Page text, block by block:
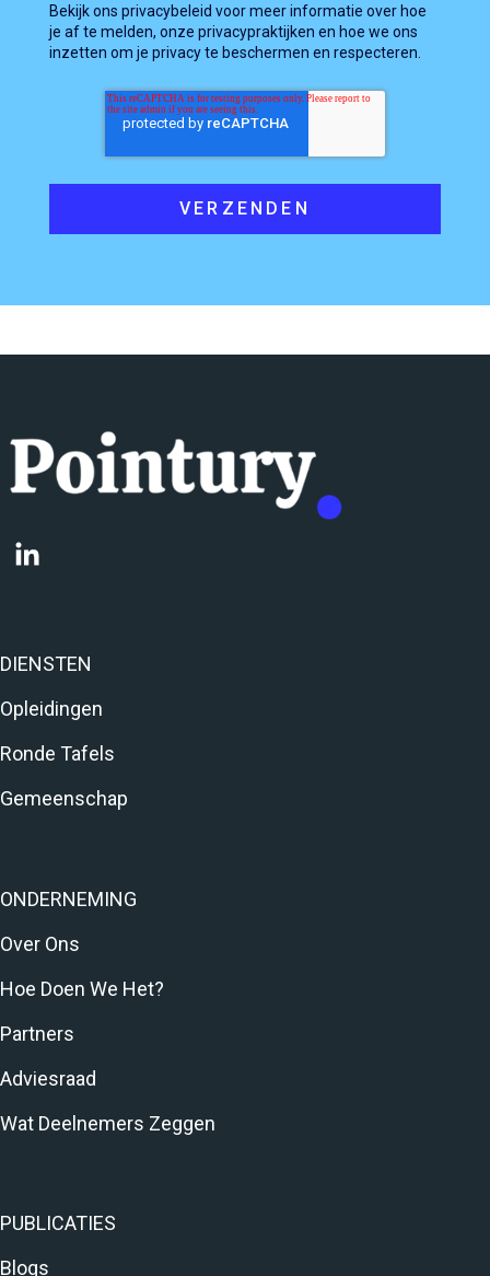
Bekijk ons privacybeleid voor meer informatie over hoe
je af te melden, onze privacypraktijken en hoe we ons
inzetten om je privacy te beschermen en respecteren.
DIENSTEN
Opleidingen
Ronde Tafels
Gemeenschap
ONDERNEMING
Over Ons
Hoe Doen We Het?
Partners
Adviesraad
Wat Deelnemers Zeggen
PUBLICATIES
Blogs